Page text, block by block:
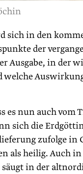
sich in den
der
Ausgabe, in der
nun auch vom
sich die
zufolge in
als heilig. Auch
in der